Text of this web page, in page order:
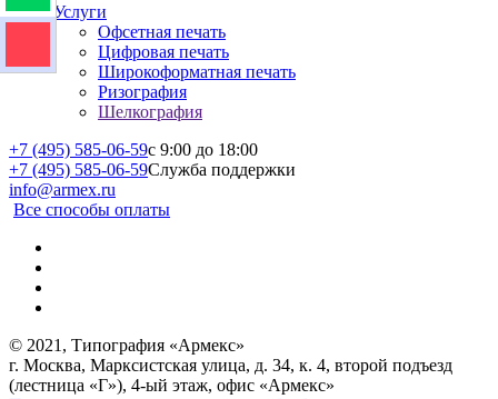
Услуги
Офсетная печать
Цифровая печать
Широкоформатная печать
Ризография
Шелкография
+7 (495) 585-06-59c 9:00 до 18:00
+7 (495) 585-06-59Служба поддержки
info@armex.ru
Все способы оплаты
© 2021, Типография «Армекс»
г. Москва, Марксистская улица, д. 34, к. 4, второй подъезд
(лестница «Г»), 4-ый этаж, офис «Армекс»